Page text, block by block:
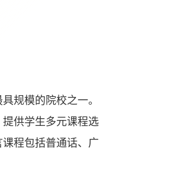
规模的院校之一。
供学生多元课程选
程包括普通话、广